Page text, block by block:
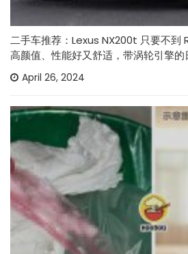
二手车推荐：Lexus NX200t 只要不到
高颜值、性能好又舒适，带涡轮引擎的
April 26, 2024